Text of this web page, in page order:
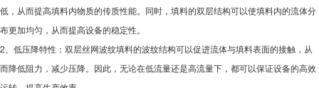
低，从而提高填料内物质的传质性能。同时，填料的双层结构可以使填料内的流体分
布更加均匀，从而提高设备的稳定性。
2、低压降特性：双层丝网波纹填料的波纹结构可以促进流体与填料表面的接触，从
而降低阻力，减少压降。因此，无论在低流量还是高流量下，都可以保证设备的高效